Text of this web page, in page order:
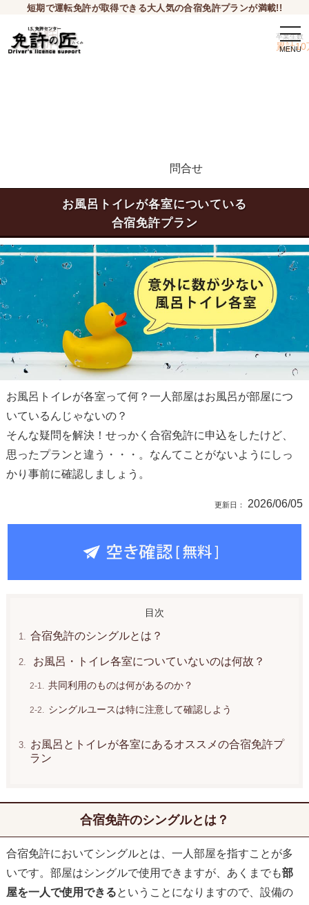
短期で運転免許が取得できる大人気の合宿免許プランが満載!!
卒業生数
累計10
問合せ
お風呂トイレが各室についている
合宿免許プラン
お風呂トイレが各室って何？一人部屋はお風呂が部屋につ
いているんじゃないの？
そんな疑問を解決！せっかく合宿免許に申込をしたけど、
思ったプランと違う・・・。なんてことがないようにしっ
かり事前に確認しましょう。
2026/06/05
合宿免許のシングルとは？
お風呂・トイレ各室についていないのは何故？
共同利用のものは何があるのか？
シングルユースは特に注意して確認しよう
お風呂とトイレが各室にあるオススメの合宿免許プ
ラン
合宿免許のシングルとは？
合宿免許においてシングルとは、一人部屋を指すことが多
いです。部屋はシングルで使用できますが、あくまでも部
屋を一人で使用できるということになりますので、設備の